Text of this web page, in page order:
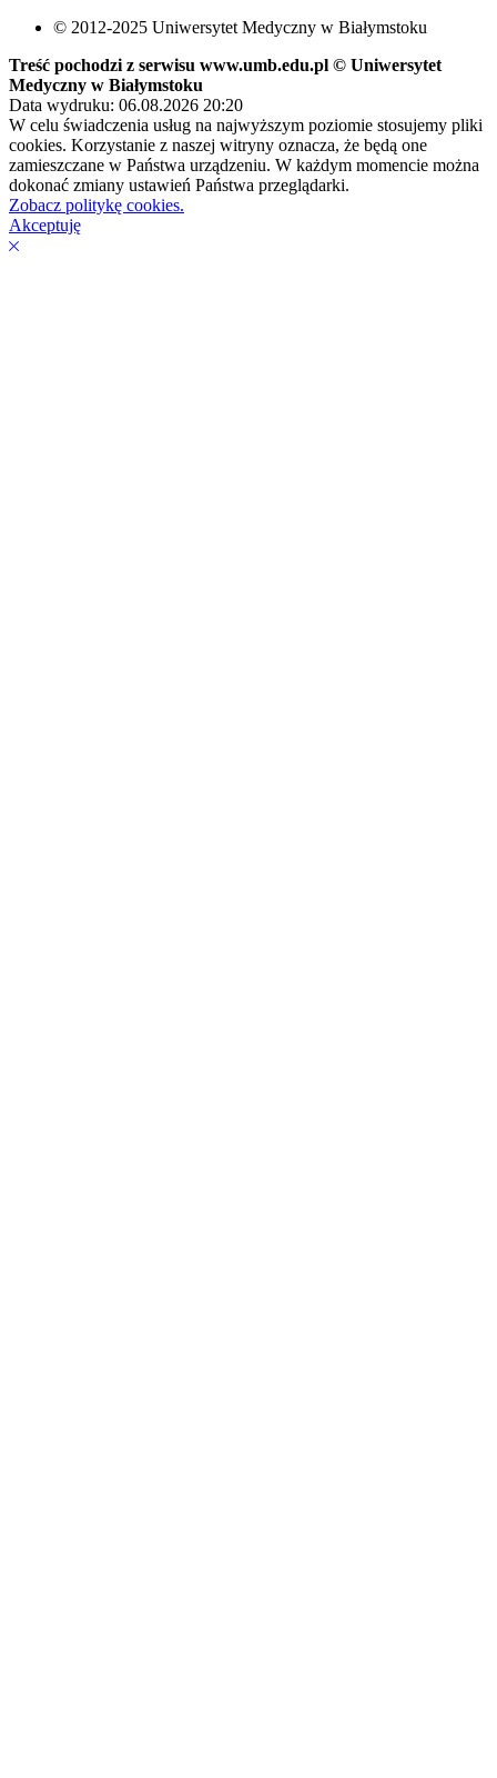
© 2012-2025 Uniwersytet Medyczny w Białymstoku
Treść pochodzi z serwisu www.umb.edu.pl © Uniwersytet
Medyczny w Białymstoku
Data wydruku: 06.08.2026 20:20
W celu świadczenia usług na najwyższym poziomie stosujemy pliki
cookies. Korzystanie z naszej witryny oznacza, że będą one
zamieszczane w Państwa urządzeniu. W każdym momencie można
dokonać zmiany ustawień Państwa przeglądarki.
Zobacz politykę cookies.
Akceptuję